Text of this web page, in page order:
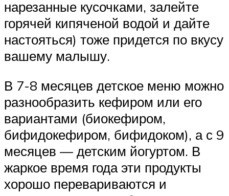
нарезанные кусочками, залейте
горячей кипяченой водой и дайте
настояться) тоже придется по вкусу
вашему малышу.
В 7-8 месяцев детское меню можно
разнообразить кефиром или его
вариантами (биокефиром,
бифидокефиром, бифидоком), а с 9
месяцев — детским йогуртом. В
жаркое время года эти продукты
хорошо перевариваются и